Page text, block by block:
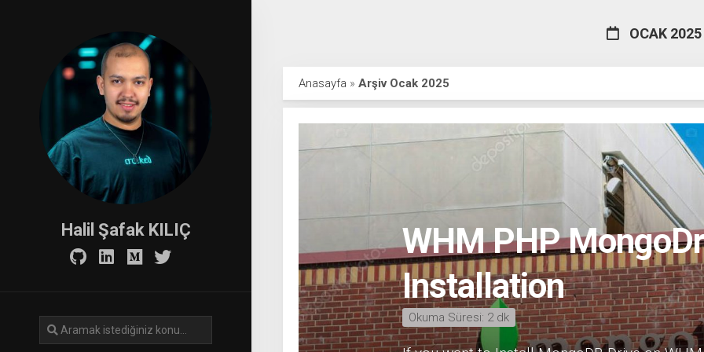
Halil Şafak KILIÇ
OCAK 2025
Anasayfa » Arşiv Ocak 2025
WHM PHP
Installation
Okuma Süresi: 2 dk